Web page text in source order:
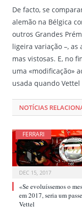
De facto, se
alemão na Bélgica
outros Grandes
ligeira variação –,
mas vistosas. E, no
uma «modificação»
usada quando
NOTÍCIAS
FERRARI
DEC 15, 2017
«Se evoluíssemos o
em 2017, seria um
Vettel